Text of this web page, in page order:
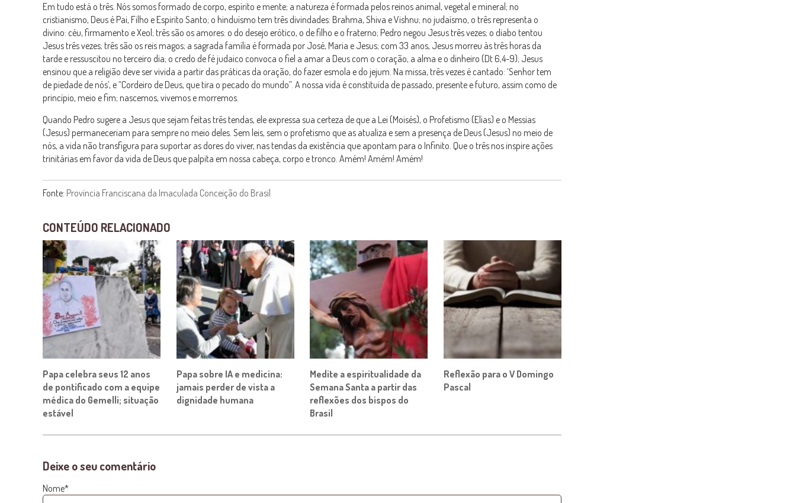
Em tudo está o três. Nós somos formado de corpo, espírito e mente; a natureza é formada pelos reinos animal, vegetal e mineral; no
cristianismo, Deus é Pai, Filho e Espirito Santo; o hinduísmo tem três divindades: Brahma, Shiva e Vishnu; no judaísmo, o três representa o
divino: céu, firmamento e Xeol; três são os amores: o do desejo erótico, o de filho e o fraterno; Pedro negou Jesus três vezes; o diabo tentou
Jesus três vezes; três são os reis magos; a sagrada família é formada por José, Maria e Jesus; com 33 anos, Jesus morreu às três horas da
tarde e ressuscitou no terceiro dia; o credo de fé judaico convoca o fiel a amar a Deus com o coração, a alma e o dinheiro (Dt 6,4-9); Jesus
ensinou que a religião deve ser vivida a partir das práticas da oração, do fazer esmola e do jejum. Na missa, três vezes é cantado: ‘Senhor tem
de piedade de nós’, e “Cordeiro de Deus, que tira o pecado do mundo”. A nossa vida é constituída de passado, presente e futuro, assim como de
princípio, meio e fim; nascemos, vivemos e morremos.
Quando Pedro sugere a Jesus que sejam feitas três tendas, ele expressa sua certeza de que a Lei (Moisés), o Profetismo (Elias) e o Messias
(Jesus) permaneceriam para sempre no meio deles. Sem leis, sem o profetismo que as atualiza e sem a presença de Deus (Jesus) no meio de
nós, a vida não transfigura para suportar as dores do viver, nas tendas da existência que apontam para o Infinito. Que o três nos inspire ações
trinitárias em favor da vida de Deus que palpita em nossa cabeça, corpo e tronco. Amém! Amém! Amém!
Fonte: Província Franciscana da Imaculada Conceição do Brasil
CONTEÚDO RELACIONADO
Papa celebra seus 12 anos
de pontificado com a equipe
médica do Gemelli; situação
estável
Papa sobre IA e medicina:
jamais perder de vista a
dignidade humana
Medite a espiritualidade da
Semana Santa a partir das
reflexões dos bispos do
Brasil
Reflexão para o V Domingo
Pascal
Deixe o seu comentário
Nome*